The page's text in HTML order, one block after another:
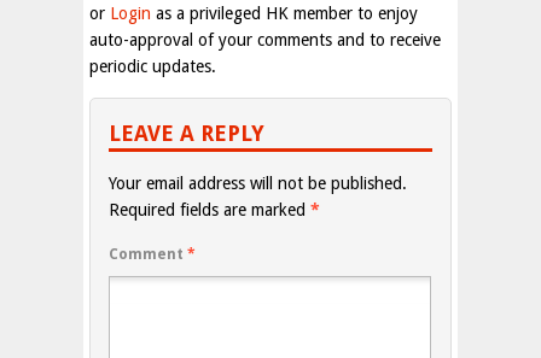
or Login as a privileged HK member to enjoy
auto-approval of your comments and to receive
periodic updates.
LEAVE A REPLY
Your email address will not be published.
Required fields are marked *
Comment *